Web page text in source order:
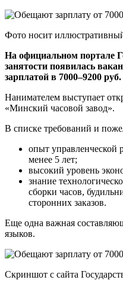
Фото носит
На официальном портале
занятости появилась
зарплатой в 7000–9200 руб.
Нанимателем выступает
«Минский часовой завод».
В списке требований и
опыт управленческой
менее 5 лет;
высокий уровень
знание
сборки часов,
сторонних заказов.
Еще одна важная
языков.
Скриншот с сайта